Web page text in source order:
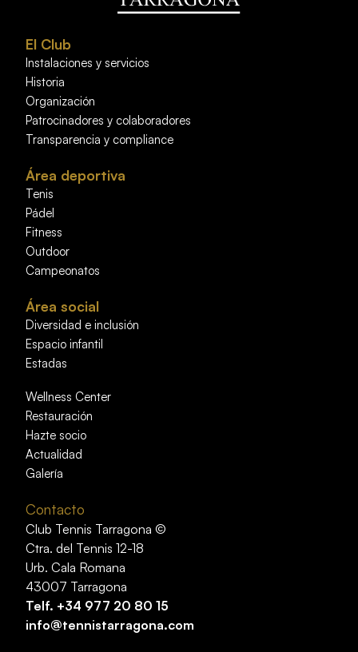
El Club
Instalaciones y servicios
Historia
Organización
Patrocinadores y colaboradores
Transparencia y compliance
Área deportiva
Tenis
Pádel
Fitness
Outdoor
Campeonatos
Área social
Diversidad e inclusión
Espacio infantil
Estadas
Wellness Center
Restauración
Hazte socio
Actualidad
Galería
Contacto
Club Tennis Tarragona ©
Ctra. del Tennis 12-18
Urb. Cala Romana
43007 Tarragona
Telf. +34 977 20 80 15
info@tennistarragona.com